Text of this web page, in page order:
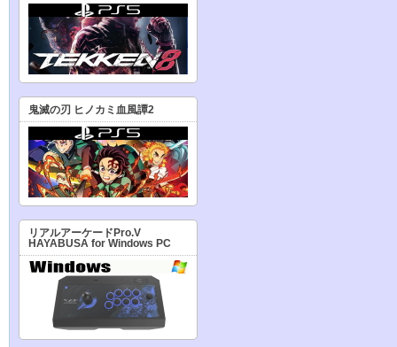
鬼滅の刃 ヒノカミ血風譚2
リアルアーケードPro.V
HAYABUSA for Windows PC